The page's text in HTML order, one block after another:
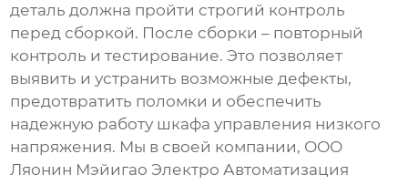
деталь должна пройти строгий контроль
перед сборкой. После сборки – повторный
контроль и тестирование. Это позволяет
выявить и устранить возможные дефекты,
предотвратить поломки и обеспечить
надежную работу шкафа управления низкого
напряжения. Мы в своей компании, ООО
Ляонин Мэйигао Электро Автоматизация